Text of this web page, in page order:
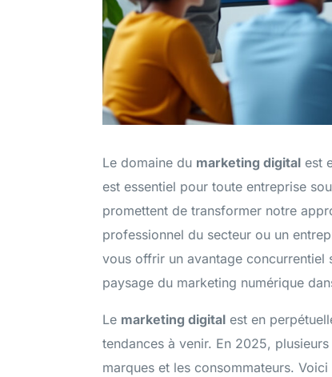
Ads (Référencement Payant)
Convertissez plus avec des publicités digitales
pour votre PME
Le domaine du marketing digital est
est essentiel pour toute entreprise
promettent de transformer notre
professionnel du secteur ou un
vous offrir un avantage concurrentiel
paysage du marketing numérique
Le marketing digital est en
tendances à venir. En 2025,
marques et les consommateurs.